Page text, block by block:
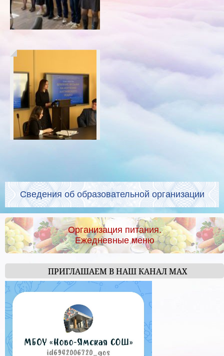
Сведения об образовательной организации
Организация питания.
Ежедневные меню
ПРИГЛАШАЕМ В НАШ КАНАЛ МАХ